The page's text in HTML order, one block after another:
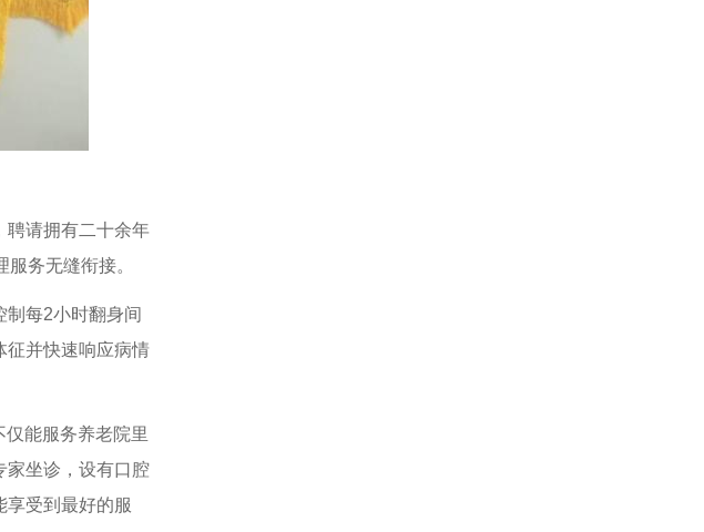
请拥有二十余年
务无缝衔接。
每2小时翻身间
征并快速响应病情
能服务养老院里
家坐诊，设有口腔
享受到最好的服